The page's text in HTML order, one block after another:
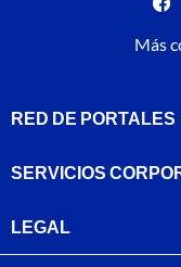
Más
RED DE PORTALES
SERVICIOS
LEGAL